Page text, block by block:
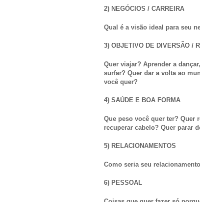
2) NEGÓCIOS / CARREIRA
Qual é a visão ideal para seu
3) OBJETIVO DE DIVERSÃO /
Quer viajar? Aprender a
surfar? Quer dar a volta ao
você quer?
4) SAÚDE E BOA FORMA
Que peso você quer ter? Quer
recuperar cabelo? Quer parar
5) RELACIONAMENTOS
Como seria seu
6) PESSOAL